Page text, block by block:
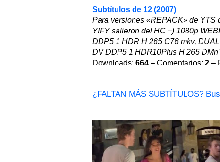
Subtítulos de 12 (2007)
Para versiones «REPACK» de YTS
YIFY salieron del HC =) 1080p
DDP5 1 HDR H 265 C76 mkv,
DV DDP5 1 HDR10Plus H 265
Downloads: 664 – Comentarios: 2 –
¿FALTAN MÁS SUBTÍTULOS?